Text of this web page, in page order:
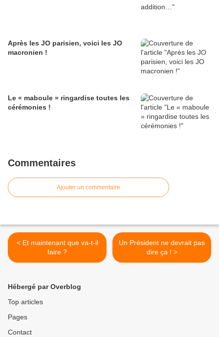
Après les JO parisien, voici les JO
macronien !
Le « maboule » ringardise toutes les
cérémonies !
Commentaires
Ajouter un commentaire
< Et maintenant que va-t-il
faire ?
Un Président ne devrait pas
dire ça ! >
Hébergé par Overblog
Top articles
Pages
Contact